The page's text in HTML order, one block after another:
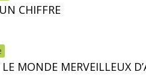
CHIFFRE
MONDE MERVEILLEUX